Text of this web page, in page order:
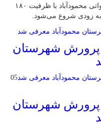
اجرای فاز نخست نیروگاه ۵۰۰ مگاواتی محمودآباد با ظرفیت ۱۸۰
به زودی شروع می‌شود.
پرورش شهرستان
05
پرورش شهرستان